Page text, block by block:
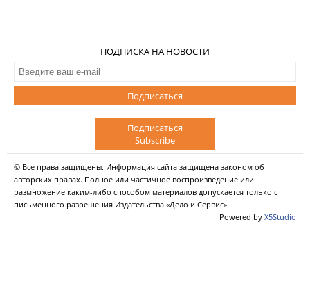
ПОДПИСКА НА НОВОСТИ
Подписаться
Подписаться
Subscribe
© Все права защищены. Информация сайта защищена законом об
авторских правах. Полное или частичное воспроизведение или
размножение каким-либо способом материалов допускается только с
письменного разрешения Издательства «Дело и Сервис».
Powered by X5Studio